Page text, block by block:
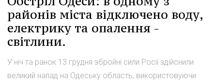
районів міста відключено воду,
електрику та опалення -
світлини.
У ніч та ранок 13 грудня збройні сили Росії здійснили
великий напад на Одеську область, використовуючи